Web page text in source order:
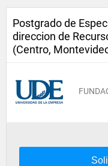
Postgrado de
direccion de
(Centro,